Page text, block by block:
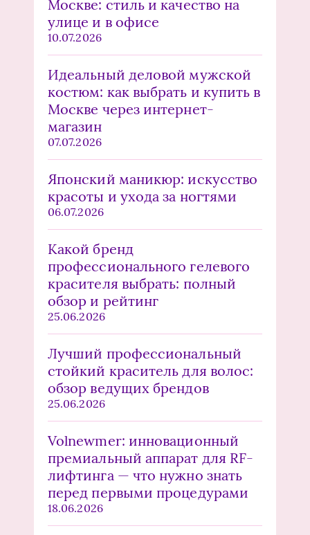
Москве: стиль и качество на
улице и в офисе
10.07.2026
Идеальный деловой мужской
костюм: как выбрать и купить в
Москве через интернет-
магазин
07.07.2026
Японский маникюр: искусство
красоты и ухода за ногтями
06.07.2026
Какой бренд
профессионального гелевого
красителя выбрать: полный
обзор и рейтинг
25.06.2026
Лучший профессиональный
стойкий краситель для волос:
обзор ведущих брендов
25.06.2026
Volnewmer: инновационный
премиальный аппарат для RF-
лифтинга — что нужно знать
перед первыми процедурами
18.06.2026